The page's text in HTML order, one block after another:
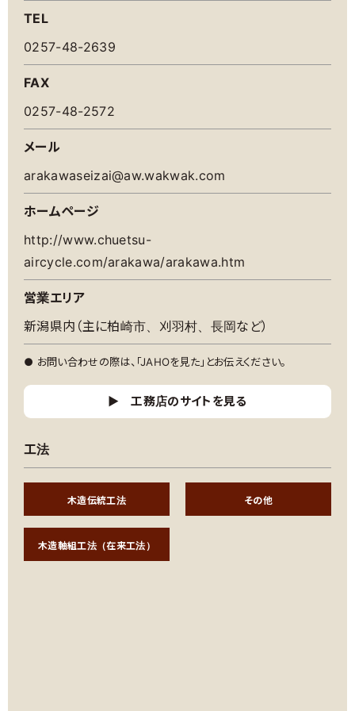
TEL
0257-48-2639
FAX
0257-48-2572
メール
arakawaseizai@aw.wakwak.com
ホームページ
http://www.chuetsu-
aircycle.com/arakawa/arakawa.htm
営業エリア
新潟県内（主に柏崎市、刈羽村、長岡など）
● お問い合わせの際は、「JAHOを見た」とお伝えください。
工務店のサイトを見る
工法
木造伝統工法
木造軸組工法（在来工法）
その他